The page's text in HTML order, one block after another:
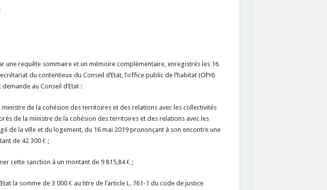
une requête sommaire et un mémoire complémentaire, enregistrés les 16
du contentieux du Conseil d’Etat, l’office public de l’habitat (OPH)
au Conseil d’Etat :
ministre de la cohésion des territoires et des relations avec les collectivités
de la ministre de la cohésion des territoires et des relations avec les
de la ville et du logement, du 16 mai 2019 prononçant à son encontre une
de 42 300 € ;
cette sanction à un montant de 9 815,84 € ;
la somme de 3 000 € au titre de l’article L. 761-1 du code de justice